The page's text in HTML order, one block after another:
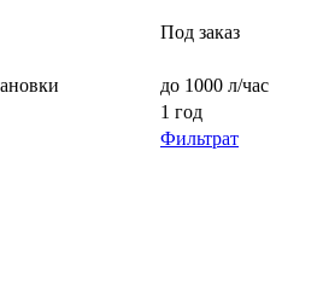
Под заказ
до 1000 л/час
1 год
Фильтрат